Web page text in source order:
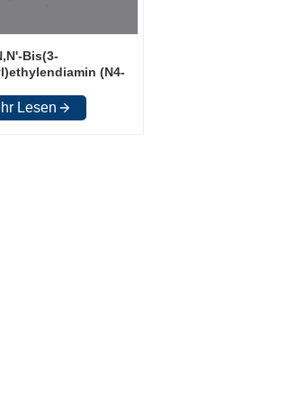
Bis(3-
(N4-
Lesen